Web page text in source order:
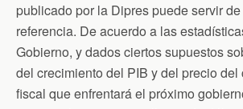
publicado por la Dipres puede servir
referencia. De acuerdo a las
Gobierno, y dados ciertos supuestos
del crecimiento del PIB y del precio
fiscal que enfrentará el próximo